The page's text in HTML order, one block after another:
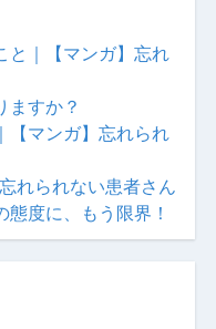
と｜【マンガ】忘れ
ますか？
【マンガ】忘れられ
れられない患者さん
度に、もう限界！